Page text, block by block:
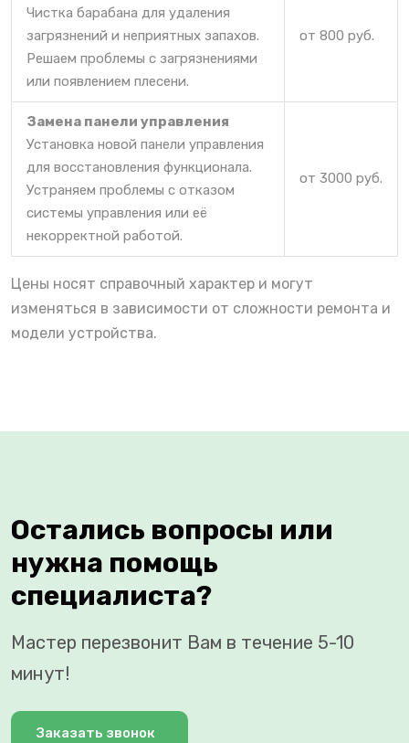
Чистка барабана для удаления
загрязнений и неприятных запахов.
Решаем проблемы с загрязнениями
или появлением плесени.
от 800 руб.
Замена панели управления
Установка новой панели управления
для восстановления функционала.
Устраняем проблемы с отказом
системы управления или её
некорректной работой.
от 3000 руб.
Цены носят справочный характер и могут
изменяться в зависимости от сложности ремонта и
модели устройства.
Остались вопросы или
нужна помощь
специалиста?
Мастер перезвонит Вам в течение 5-10
минут!
Заказать звонок